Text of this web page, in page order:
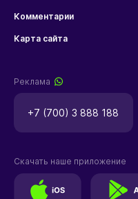
Комментарии
Карта сайта
Реклама
+7 (700) 3 888 188
Скачать наше приложение